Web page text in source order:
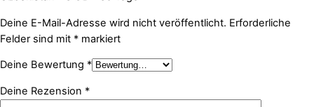
Deine E-Mail-Adresse wird nicht veröffentlicht. Erforderliche
Felder sind mit * markiert
Deine Bewertung *
Deine Rezension *